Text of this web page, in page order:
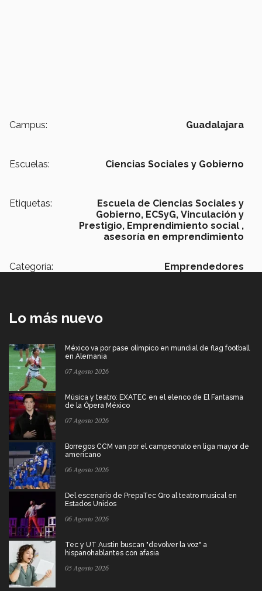
Campus: Guadalajara
Escuelas: Ciencias Sociales y Gobierno
Etiquetas:
Escuela de Ciencias Sociales y
Gobierno, ECSyG, Vinculación y
Prestigio, Emprendimiento social ,
asesoría en emprendimiento
Categoría: Emprendedores
Lo más nuevo
México va por pase olímpico en mundial de flag football
en Alemania
07 Agosto 2026
Música y teatro: EXATEC en el elenco de El Fantasma
de la Ópera México
07 Agosto 2026
Borregos CCM van por el campeonato en liga mayor de
americano
06 Agosto 2026
Del escenario de PrepaTec Qro al teatro musical en
Estados Unidos
06 Agosto 2026
Tec y UT Austin buscan "devolver la voz" a
hispanohablantes con afasia
05 Agosto 2026